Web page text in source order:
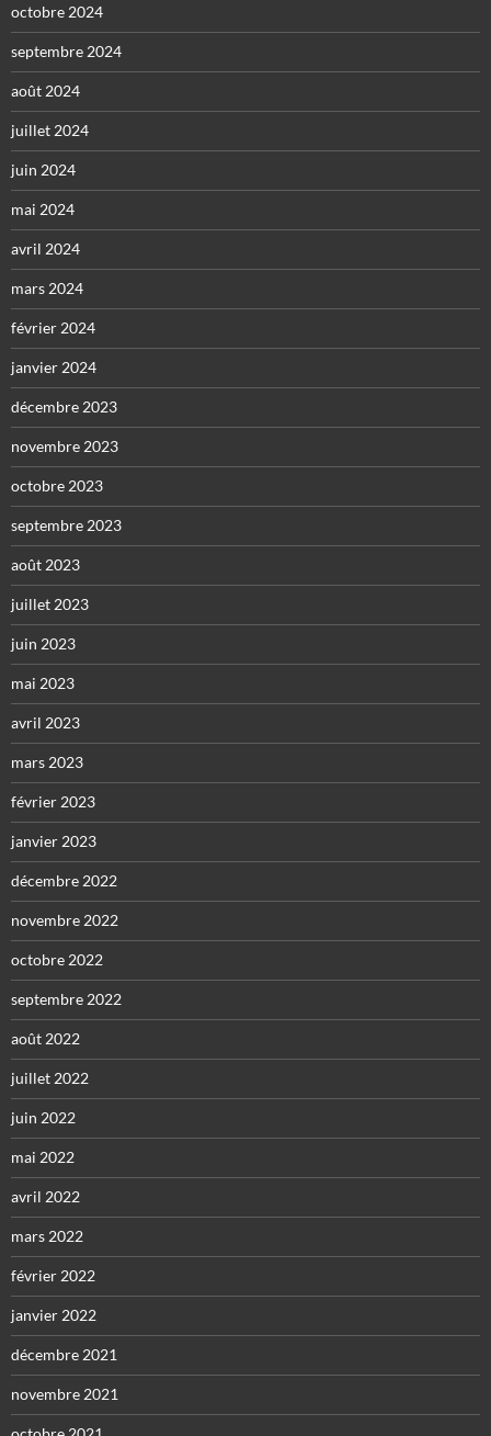
octobre 2024
septembre 2024
août 2024
juillet 2024
juin 2024
mai 2024
avril 2024
mars 2024
février 2024
janvier 2024
décembre 2023
novembre 2023
octobre 2023
septembre 2023
août 2023
juillet 2023
juin 2023
mai 2023
avril 2023
mars 2023
février 2023
janvier 2023
décembre 2022
novembre 2022
octobre 2022
septembre 2022
août 2022
juillet 2022
juin 2022
mai 2022
avril 2022
mars 2022
février 2022
janvier 2022
décembre 2021
novembre 2021